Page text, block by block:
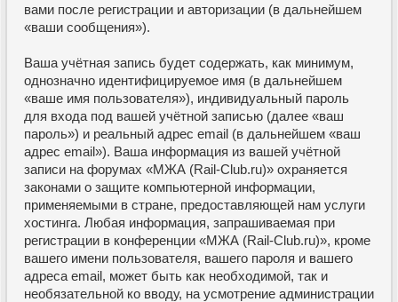
вами после регистрации и авторизации (в дальнейшем
«ваши сообщения»).
Ваша учётная запись будет содержать, как минимум,
однозначно идентифицируемое имя (в дальнейшем
«ваше имя пользователя»), индивидуальный пароль
для входа под вашей учётной записью (далее «ваш
пароль») и реальный адрес email (в дальнейшем «ваш
адрес email»). Ваша информация из вашей учётной
записи на форумах «МЖА (Rail-Club.ru)» охраняется
законами о защите компьютерной информации,
применяемыми в стране, предоставляющей нам услуги
хостинга. Любая информация, запрашиваемая при
регистрации в конференции «МЖА (Rail-Club.ru)», кроме
вашего имени пользователя, вашего пароля и вашего
адреса email, может быть как необходимой, так и
необязательной ко вводу, на усмотрение администрации